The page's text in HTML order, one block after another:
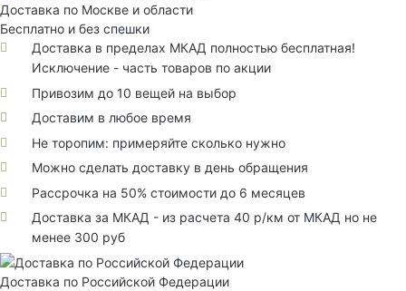
Доставка по Москве и области
Бесплатно и без спешки
Доставка в пределах МКАД полностью бесплатная!
Исключение - часть товаров по акции
Привозим до 10 вещей на выбор
Доставим в любое время
Не торопим: примеряйте сколько нужно
Можно сделать доставку в день обращения
Рассрочка на 50% стоимости до 6 месяцев
Доставка за МКАД - из расчета 40 р/км от МКАД но не
менее 300 руб
Доставка по Российской Федерации